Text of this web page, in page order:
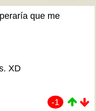
que me
XD
-1